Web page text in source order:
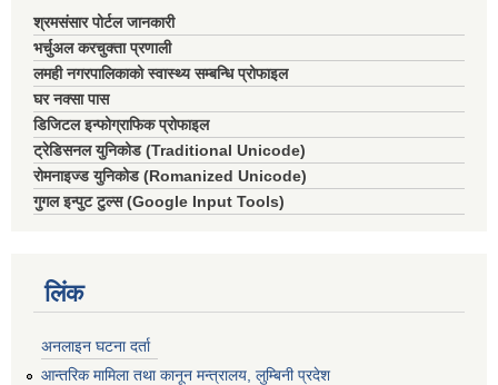
श्रमसंसार पोर्टल जानकारी
भर्चुअल करचुक्ता प्रणाली
लमही नगरपालिकाको स्वास्थ्य सम्बन्धि प्रोफाइल
घर नक्सा पास
डिजिटल इन्फोग्राफिक प्रोफाइल
ट्रेडिसनल युनिकोड (Traditional Unicode)
रोमनाइज्ड युनिकोड (Romanized Unicode)
गुगल इन्पुट टुल्स (Google Input Tools)
लिंक
अनलाइन घटना दर्ता
आन्तरिक मामिला तथा कानून मन्त्रालय, लुम्बिनी प्रदेश